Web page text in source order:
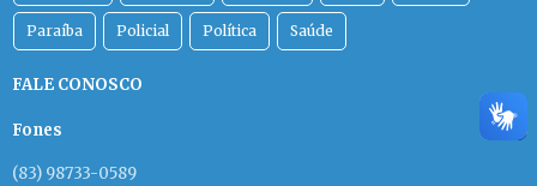
Paraíba Policial Política Saúde
FALE CONOSCO
Fones
(83) 98733-0589